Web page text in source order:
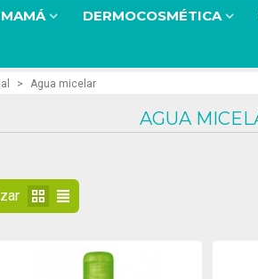
DERMOCOSMÉTICA
> Agua micelar
AGUA